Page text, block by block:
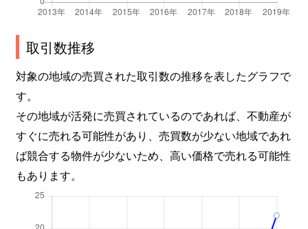
取引数推移
対象の地域の売買された取引数の推移を表したグラフで
す。
その地域が活発に売買されているのであれば、不動産が
すぐに売れる可能性があり、売買数が少ない地域であれ
ば競合する物件が少ないため、高い価格で売れる可能性
もあります。